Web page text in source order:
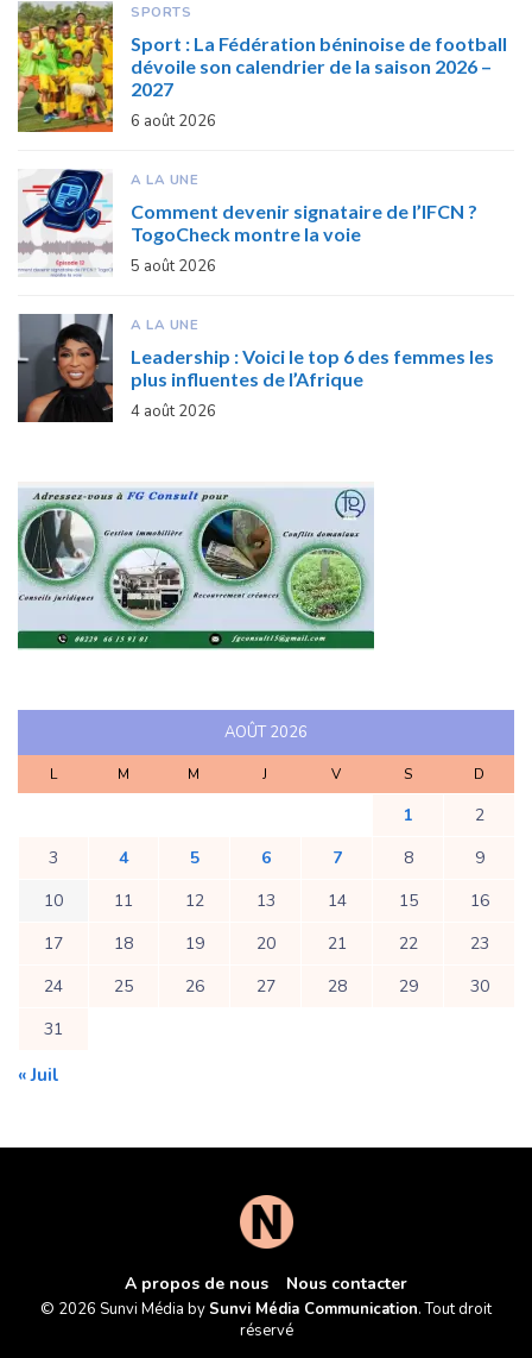
SPORTS
Sport : La Fédération béninoise de football
dévoile son calendrier de la saison 2026 –
2027
6 août 2026
A LA UNE
Comment devenir signataire de l’IFCN ?
TogoCheck montre la voie
5 août 2026
A LA UNE
Leadership : Voici le top 6 des femmes les
plus influentes de l’Afrique
4 août 2026
AOÛT 2026
L M M J V S D
1
2
3
4 5 6 7 8
9
10
11 12 13 14 15
16
17
18 19 20 21 22
23
24
25 26 27 28 29
30
31
« Juil
A propos de nous Nous contacter
© 2026 Sunvi Média by Sunvi Média Communication. Tout droit
réservé